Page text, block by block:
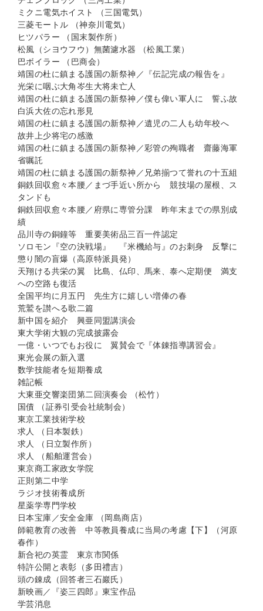
ミクニ電気ホイスト （三国電気）
三菱モートル （神奈川電気）
ヒツパラー （国末製作所）
松風（シヨウフウ）無菌濾水器 （松風工業）
巴ボイラー （巴商会）
靖国の杜に鎮まる護国の新祭神／『伝記完成の報告を』
光栄に咽ぶ大角岑生大将未亡人
靖国の杜に鎮まる護国の新祭神／僕も偉い軍人に 誓ふ故
白浜大佐の忘れ形見
靖国の杜に鎮まる護国の新祭神／遺児の二人も幼年校へ
故井上少将宅の感激
靖国の杜に鎮まる護国の新祭神／彩管の殉職者 齋藤海軍
省嘱託
靖国の杜に鎮まる護国の新祭神／兄弟揃つて誉れの十五組
銅鉄回収愈々本腰／まづ手近い所から 競技場の屋根、ス
タンドも
銅鉄回収愈々本腰／府県に専管分課 昨年末までの県別成
績
品川寺の銅鐘等 重要美術品三百一件認定
ソロモン『空の決戦場』 『米機給与』のお刺身 反撃に
懲り闇の盲爆（高原特派員発）
天翔ける共栄の翼 比島、仏印、馬来、泰へ定期便 満支
への空路も復活
全国平均に月五円 先生方に嬉しい増俸の春
荒鷲を讃へる歌二篇
新中国を紹介 興亜同盟講演会
東大学術大観の完成披露会
一億・いつでもお役に 翼賛会で『体錬指導講習会』
東光会展の新入選
数学技能者を短期養成
雑記帳
大東亜交響楽団第二回演奏会 （松竹）
国債 （証券引受会社統制会）
東京工業技術学校
求人 （日本製鉄）
求人 （日立製作所）
求人 （船舶運営会）
東京商工家政女学院
正則第二中学
ラジオ技術養成所
星薬学専門学校
日本宝庫／安全金庫 （岡島商店）
師範教育の改善 中等教員養成に当局の考慮【下】（河原
春作）
新合祀の英霊 東京市関係
特許公開と表彰（多田禮吉）
頭の錬成（回答者三石巖氏）
新映画／『姿三四郎』東宝作品
学芸消息